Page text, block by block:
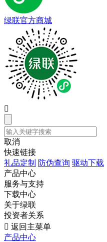
绿联官方商城

取消
快速链接
礼品定制 防伪查询 驱动下载
产品中心
服务与支持
下载中心
关于绿联
投资者关系
 返回主菜单
产品中心